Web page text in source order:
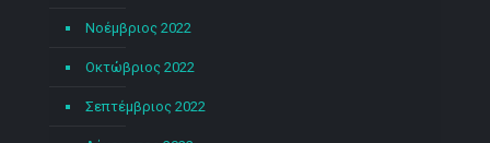
Νοέμβριος 2022
Οκτώβριος 2022
Σεπτέμβριος 2022